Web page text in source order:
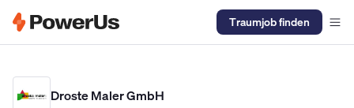
Traumjob finden
Droste Maler GmbH